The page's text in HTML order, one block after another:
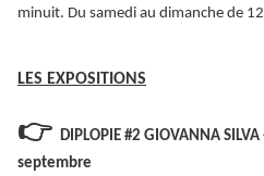
minuit. Du samedi au dimanche de
LES EXPOSITIONS
👉 DIPLOPIE #2 GIOVANNA
septembre